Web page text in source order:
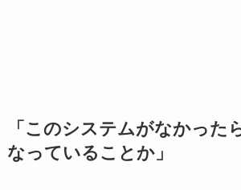
「このシステムがなかった
なっていることか」